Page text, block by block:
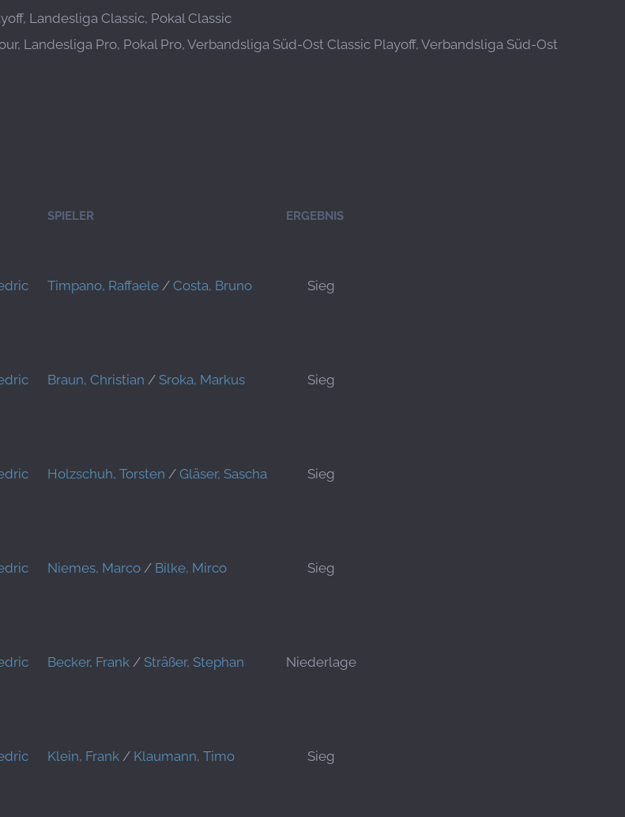
Landesliga Classic, Pokal Classic
Landesliga Pro, Pokal Pro, Verbandsliga Süd-Ost Classic Playoff, Verbandsliga Süd-Ost
SPIELER ERGEBNIS
Timpano, Raffaele / Costa, Bruno Sieg
Braun, Christian / Sroka, Markus Sieg
Holzschuh, Torsten / Gläser, Sascha Sieg
Niemes, Marco / Bilke, Mirco Sieg
Becker, Frank / Sträßer, Stephan Niederlage
Klein, Frank / Klaumann, Timo Sieg